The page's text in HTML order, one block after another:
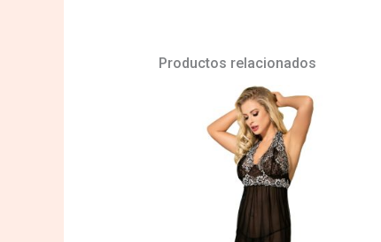
Productos relacionados